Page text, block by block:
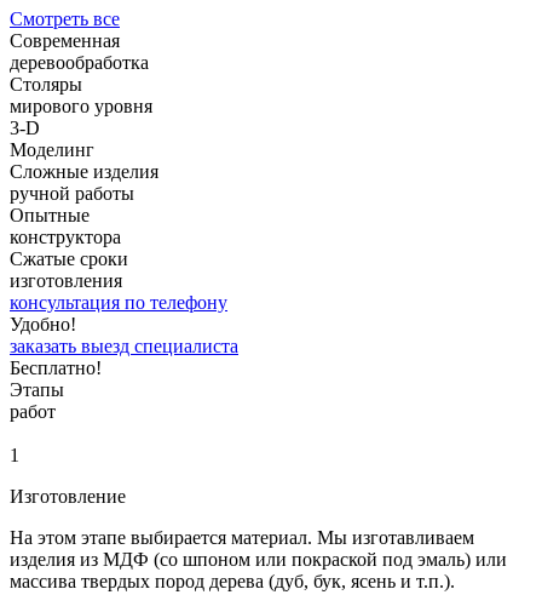
Смотреть все
Современная
деревообработка
Столяры
мирового уровня
3-D
Моделинг
Сложные изделия
ручной работы
Опытные
конструктора
Сжатые сроки
изготовления
консультация по телефону
Удобно!
заказать выезд специалиста
Бесплатно!
Этапы
работ
1
Изготовление
На этом этапе выбирается материал. Мы изготавливаем
изделия из МДФ (со шпоном или покраской под эмаль) или
массива твердых пород дерева (дуб, бук, ясень и т.п.).